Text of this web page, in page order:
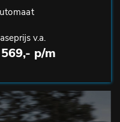
v.a.
p/m